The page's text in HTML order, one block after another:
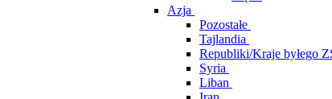
Azja
Pozostałe
Tajlandia
Republiki/Kraje byłego
Syria
Liban